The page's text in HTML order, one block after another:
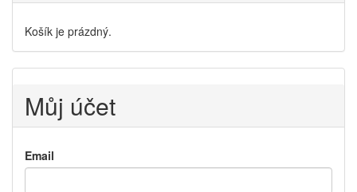
Košík je prázdný.
Můj účet
Email